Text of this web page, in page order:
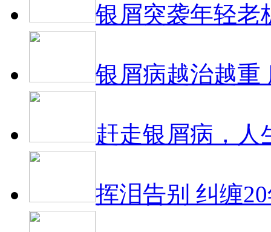
银屑突袭年轻老
银屑病越治越重
赶走银屑病，人
挥泪告别 纠缠